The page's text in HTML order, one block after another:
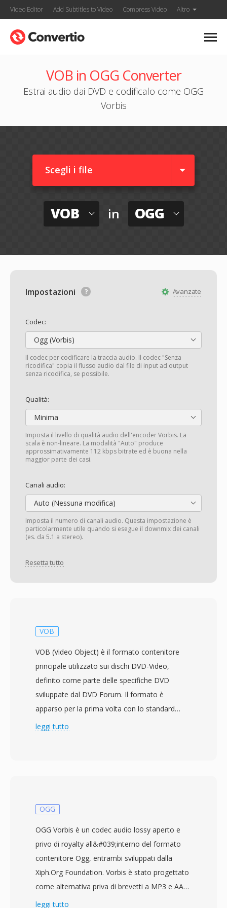
Video Editor Add Subtitles to Video Compress Video Altro
VOB in OGG Converter
Estrai audio dai DVD e codificalo come OGG
Vorbis
Scegli i file
VOB in OGG
Avanzate
Impostazioni
Codec:
Ogg (Vorbis)
Il codec per codificare la traccia audio. Il codec "Senza
ricodifica" copia il flusso audio dal file di input ad output
senza ricodifica, se possibile.
Qualità:
Minima
Imposta il livello di qualità audio dell'encoder Vorbis. La
scala è non-lineare. La modalità "Auto" produce
approssimativamente 112 kbps bitrate ed è buona nella
maggior parte dei casi.
Canali audio:
Auto (Nessuna modifica)
Imposta il numero di canali audio. Questa impostazione è
particolarmente utile quando si esegue il downmix dei canali
(es. da 5.1 a stereo).
Resetta tutto
VOB
VOB (Video Object) è il formato contenitore
principale utilizzato sui dischi DVD-Video,
definito come parte delle specifiche DVD
sviluppate dal DVD Forum. Il formato è
apparso per la prima volta con lo standard
DVD finalizzato nel settembre 1996 ed è stato
Digital), DTS, MPEG-1 Layer II o LPCM. Oltre
flussi di sottotitoli DVD come sovrapposizioni
bitmap, dati di navigazione per
l&#039;interazione con i menu e informazioni
sui punti dei capitoli. I file risiedono nella
directory VIDEO_TS di un disco DVD, con
leggi tutto
OGG
OGG Vorbis è un codec audio lossy aperto e
privo di royalty all&#039;interno del formato
contenitore Ogg, entrambi sviluppati dalla
Xiph.Org Foundation. Vorbis è stato progettato
come alternativa priva di brevetti a MP3 e AAC,
utilizzando la codifica con trasformata discreta
leggi tutto